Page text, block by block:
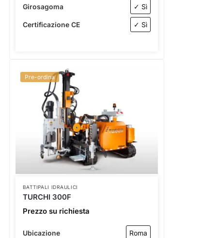
Girosagoma ✓ Sì
Certificazione CE ✓ Sì
Pre-ordina
BATTIPALI IDRAULICI
TURCHI 300F
Prezzo su richiesta
Ubicazione Roma